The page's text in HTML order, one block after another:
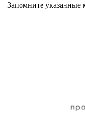
Запомните указанные